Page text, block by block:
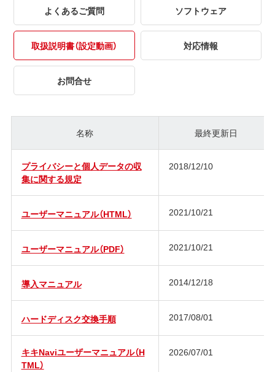
よくあるご質問 ソフトウェア
取扱説明書（設定動画） 対応情報
お問合せ
名称 最終更新日
プライバシーと個人データの収
集に関する規定
2018/12/10
ユーザーマニュアル（HTML） 2021/10/21
ユーザーマニュアル（PDF） 2021/10/21
導入マニュアル 2014/12/18
ハードディスク交換手順 2017/08/01
キキNaviユーザーマニュアル（H
TML）
2026/07/01